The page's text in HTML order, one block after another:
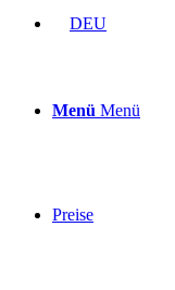
Menü Menü
Preise